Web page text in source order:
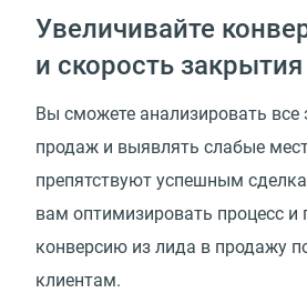
Увеличивайте
и скорость
Вы сможете анализировать все
продаж и выявлять слабые
препятствуют успешным
вам оптимизировать процесс и
конверсию из лида в продажу
клиентам.